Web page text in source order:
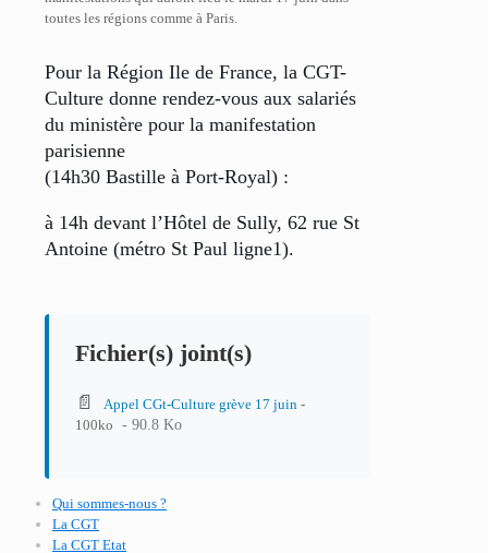
toutes les régions comme à Paris.
Pour la Région Ile de France, la CGT-
Culture donne rendez-vous aux salariés
du ministère pour la manifestation
parisienne
(14h30 Bastille à Port-Royal) :
à 14h devant l’Hôtel de Sully, 62 rue St
Antoine (métro St Paul ligne1).
Fichier(s) joint(s)
📄 Appel CGt-Culture grève 17 juin -
100ko - 90.8 Ko
Qui sommes-nous ?
La CGT
La CGT Etat